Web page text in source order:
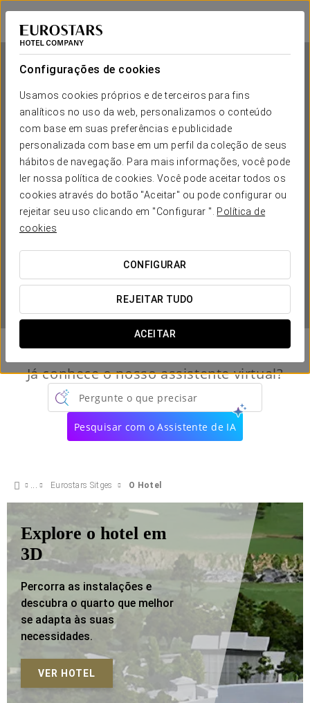
Configurações de cookies
Usamos cookies próprios e de terceiros para fins
analíticos no uso da web, personalizamos o conteúdo
com base em suas preferências e publicidade
personalizada com base em um perfil da coleção de seus
hábitos de navegação. Para mais informações, você pode
ler nossa política de cookies. Você pode aceitar todos os
cookies através do botão "Aceitar" ou pode configurar ou
rejeitar seu uso clicando em "Configurar ". Política de
cookies
CONFIGURAR
REJEITAR TUDO
ACEITAR
Eurostars Sitges
BARCELONA - SITGES
Eurostars Sitges
BARCELONA - SITGES
QUANDO QUER IR?
Já conhece o nosso assistente virtual?
Pergunte o que precisar
Pesquisar com o Assistente de IA
Eurostars Sitges O Hotel
Explore o hotel em
3D
Percorra as instalações e
descubra o quarto que melhor
se adapta às suas
necessidades.
VER HOTEL